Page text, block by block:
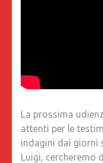
La prossima
attenti per le
indagini dai giorni
Luigi, cercheremo